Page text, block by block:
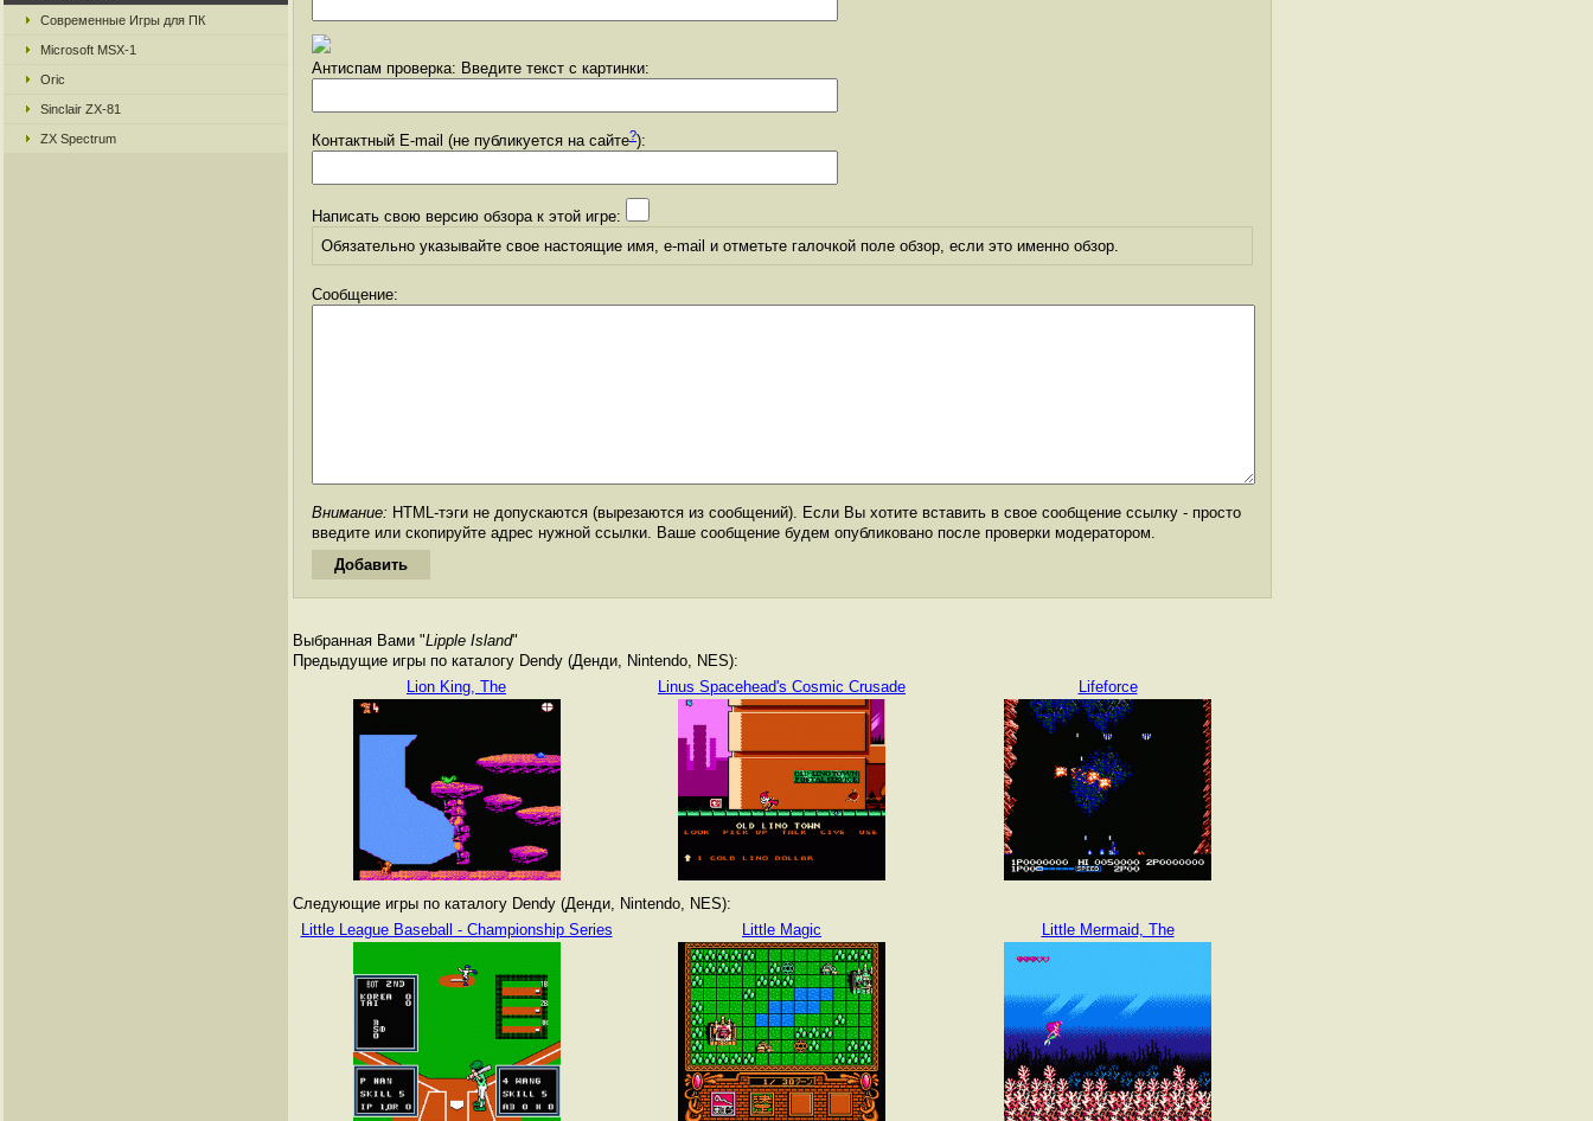
Современные Игры для ПК
Microsoft MSX-1
Oric
Sinclair ZX-81
ZX Spectrum
Антиспам проверка: Введите текст с картинки:
Контактный E-mail (не публикуется на сайте?):
Написать свою версию обзора к этой игре:
Обязательно указывайте свое настоящие имя, e-mail и отметьте галочкой поле обзор, если это именно обзор.
Сообщение:
Внимание: HTML-тэги не допускаются (вырезаются из сообщений). Если Вы хотите вставить в свое сообщение ссылку - просто
введите или скопируйте адрес нужной ссылки. Ваше сообщение будем опубликовано после проверки модератором.
Выбранная Вами "Lipple Island"
Предыдущие игры по каталогу Dendy (Денди, Nintendo, NES):
Lion King, The
Linus Spacehead's Cosmic Crusade Lifeforce
Следующие игры по каталогу Dendy (Денди, Nintendo, NES):
Little League Baseball - Championship Series
Little Magic Little Mermaid, The